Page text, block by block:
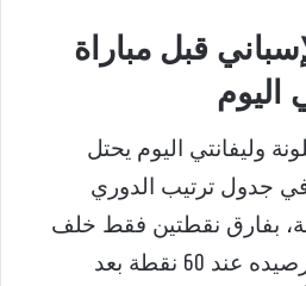
قبل مباراة
اليوم
وليفانتي اليوم يحتل
في جدول ترتيب الدوري
برصيد 58 نقطة، بفارق نقطتين فقط خلف
ريال مدريد الذي تجمد رصيده عند 60 نقطة بعد